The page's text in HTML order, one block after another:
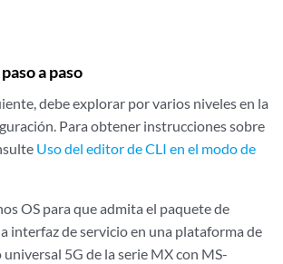
a paso
debe explorar por varios niveles en la
Para obtener instrucciones sobre
Uso del editor de CLI en el modo de
OS para que admita el paquete de
interfaz de servicio en una plataforma de
5G de la serie MX con MS-